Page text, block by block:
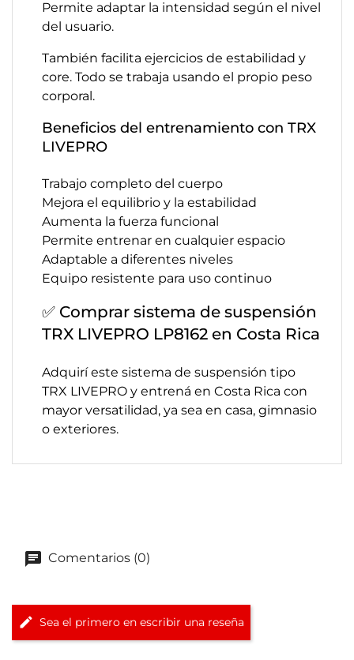
Permite adaptar la intensidad según el nivel
del usuario.
También facilita ejercicios de estabilidad y
core. Todo se trabaja usando el propio peso
corporal.
Beneficios del entrenamiento con TRX
LIVEPRO
Trabajo completo del cuerpo
Mejora el equilibrio y la estabilidad
Aumenta la fuerza funcional
Permite entrenar en cualquier espacio
Adaptable a diferentes niveles
Equipo resistente para uso continuo
✅ Comprar sistema de suspensión
TRX LIVEPRO LP8162 en Costa Rica
Adquirí este sistema de suspensión tipo
TRX LIVEPRO y entrená en Costa Rica con
mayor versatilidad, ya sea en casa, gimnasio
o exteriores.
Comentarios (0)
Sea el primero en escribir una reseña